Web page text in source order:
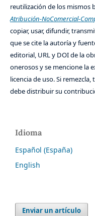
reutilización de los mismos
Atribución-NoComercial-
copiar, usar, difundir,
que se cite la autoría y
editorial, URL y DOI de la
onerosos y se mencione la
licencia de uso. Si
debe distribuir su
Idioma
Español (España)
English
Enviar un artículo